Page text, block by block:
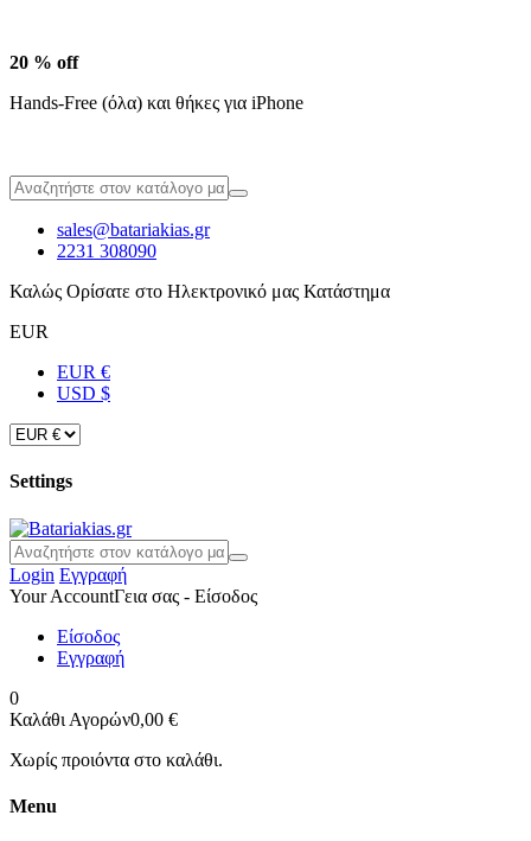
20 % off
Hands-Free (όλα) και θήκες για iPhone
sales@batariakias.gr
2231 308090
Καλώς Ορίσατε στο Ηλεκτρονικό μας Κατάστημα
EUR
EUR €
USD $
Settings
Login Εγγραφή
Your AccountΓεια σας - Είσοδος
Είσοδος
Εγγραφή
0
Καλάθι Αγορών0,00 €
Χωρίς προιόντα στο καλάθι.
Menu